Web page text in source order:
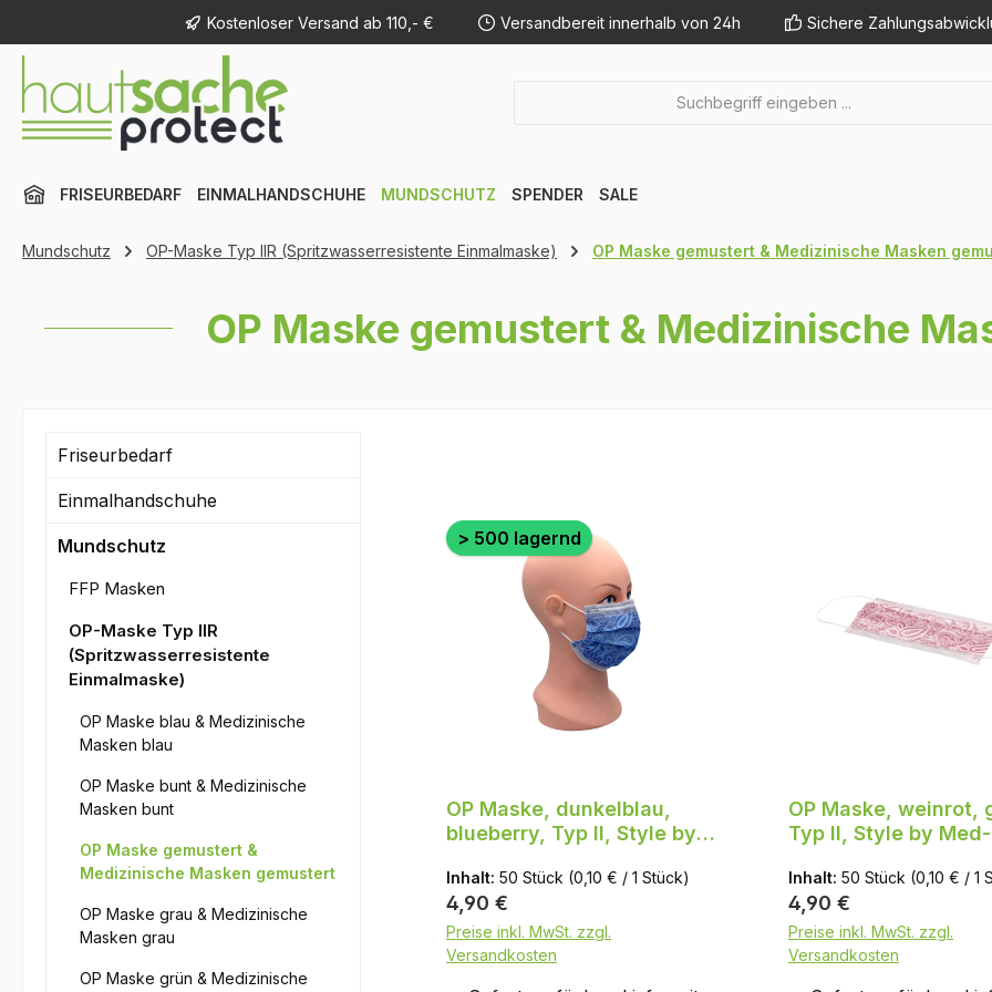
Hauptinhalt springen
Zur Hauptnavigation springenKostenloser Versand ab 110,- € Versandbereit innerhalb von 24h Sichere
FRISEURBEDARF EINMALHANDSCHUHE MUNDSCHUTZ SPENDER SALE
Mundschutz OP-Maske Typ IIR (Spritzwasserresistente Einmalmaske) OP Maske gemustert & Medizinische Masken
OP Maske gemustert & Medizinische
Friseurbedarf
Einmalhandschuhe
Mundschutz
FFP Masken
OP-Maske Typ IIR
(Spritzwasserresistente
Einmalmaske)
OP Maske blau & Medizinische
Masken blau
OP Maske bunt & Medizinische
Masken bunt
OP Maske gemustert &
Medizinische Masken gemustert
OP Maske grau & Medizinische
Masken grau
OP Maske grün & Medizinische
> 500 lagernd
OP Maske, dunkelblau,
blueberry, Typ II, Style by
Inhalt: 50 Stück (0,10 € / 1 Stück)
Regulärer Preis:
4,90 €
Preise inkl. MwSt. zzgl.
Versandkosten
OP Maske, weinrot,
Typ II, Style by Med-
Inhalt: 50 Stück (0,10 € / 1
Regulärer Preis:
4,90 €
Preise inkl. MwSt. zzgl.
Versandkosten